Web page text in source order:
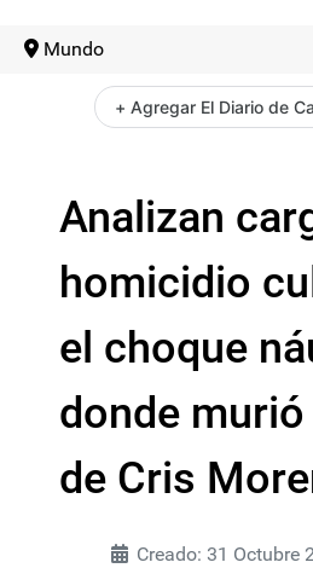
Mundo
+ Agregar El Diario de
Analizan
homicidio
el choque
donde
de Cris
Creado: 31 Octubre